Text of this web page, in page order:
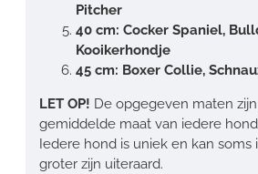
Pitcher
40 cm: Cocker Spaniel,
Kooikerhondje
45 cm: Boxer Collie,
LET OP! De opgegeven maten
gemiddelde maat van iedere
Iedere hond is uniek en kan soms
groter zijn uiteraard.